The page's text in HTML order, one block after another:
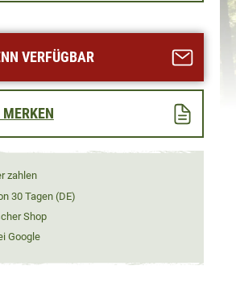
VERFÜGBAR
zahlen
30 Tagen (DE)
Shop
Google